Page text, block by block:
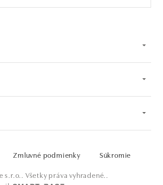
s.r.o.. Všetky práva vyhradené..
Zmluvné podmienky Súkromie